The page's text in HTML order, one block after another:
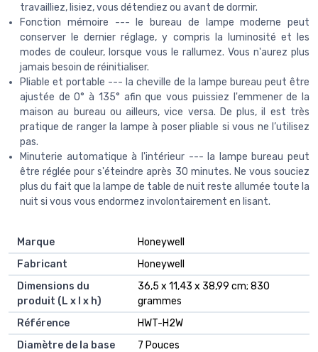
travailliez, lisiez, vous détendiez ou avant de dormir.
Fonction mémoire --- le bureau de lampe moderne peut
conserver le dernier réglage, y compris la luminosité et les
modes de couleur, lorsque vous le rallumez. Vous n'aurez plus
jamais besoin de réinitialiser.
Pliable et portable --- la cheville de la lampe bureau peut être
ajustée de 0° à 135° afin que vous puissiez l'emmener de la
maison au bureau ou ailleurs, vice versa. De plus, il est très
pratique de ranger la lampe à poser pliable si vous ne l’utilisez
pas.
Minuterie automatique à l'intérieur --- la lampe bureau peut
être réglée pour s'éteindre après 30 minutes. Ne vous souciez
plus du fait que la lampe de table de nuit reste allumée toute la
nuit si vous vous endormez involontairement en lisant.
Marque
‎Honeywell
Fabricant
‎Honeywell
Dimensions du
produit (L x l x h)
‎36,5 x 11,43 x 38,99 cm; 830
grammes
Référence
‎HWT-H2W
Diamètre de la base
‎7 Pouces